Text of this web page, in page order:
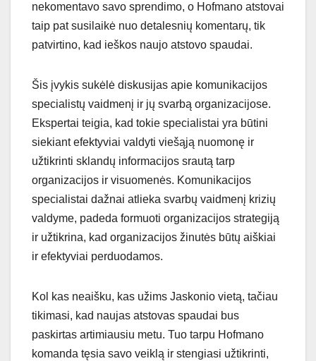
nekomentavo savo sprendimo, o Hofmano atstovai
taip pat susilaikė nuo detalesnių komentarų, tik
patvirtino, kad ieškos naujo atstovo spaudai.
Šis įvykis sukėlė diskusijas apie komunikacijos
specialistų vaidmenį ir jų svarbą organizacijose.
Ekspertai teigia, kad tokie specialistai yra būtini
siekiant efektyviai valdyti viešąją nuomonę ir
užtikrinti sklandų informacijos srautą tarp
organizacijos ir visuomenės. Komunikacijos
specialistai dažnai atlieka svarbų vaidmenį krizių
valdyme, padeda formuoti organizacijos strategiją
ir užtikrina, kad organizacijos žinutės būtų aiškiai
ir efektyviai perduodamos.
Kol kas neaišku, kas užims Jaskonio vietą, tačiau
tikimasi, kad naujas atstovas spaudai bus
paskirtas artimiausiu metu. Tuo tarpu Hofmano
komanda tęsia savo veiklą ir stengiasi užtikrinti,